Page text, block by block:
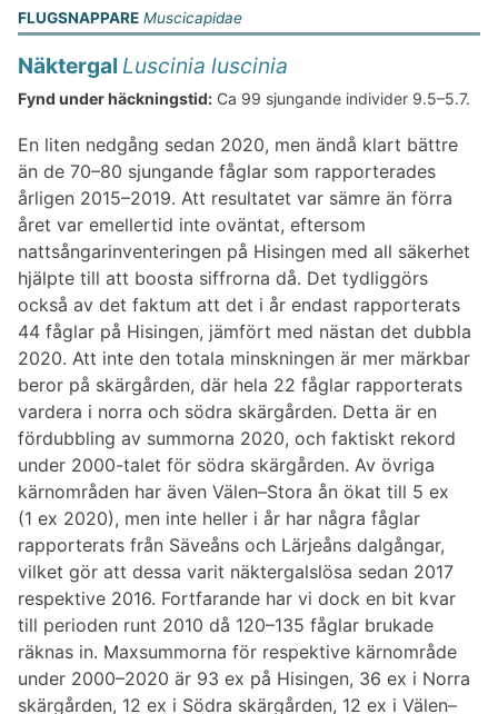
FLUGSNAPPARE Muscicapidae
Näktergal Luscinia luscinia
Fynd under häckningstid: Ca 99 sjungande individer 9.5–5.7.
En liten nedgång sedan 2020, men ändå klart bättre
än de 70–80 sjungande fåglar som rapporterades
årligen 2015–2019. Att resultatet var sämre än förra
året var emellertid inte oväntat, eftersom
nattsångarinventeringen på Hisingen med all säkerhet
hjälpte till att boosta siffrorna då. Det tydliggörs
också av det faktum att det i år endast rapporterats
44 fåglar på Hisingen, jämfört med nästan det dubbla
2020. Att inte den totala minskningen är mer märkbar
beror på skärgården, där hela 22 fåglar rapporterats
vardera i norra och södra skärgården. Detta är en
fördubbling av summorna 2020, och faktiskt rekord
under 2000-talet för södra skärgården. Av övriga
kärnområden har även Välen–Stora ån ökat till 5 ex
(1 ex 2020), men inte heller i år har några fåglar
rapporterats från Säveåns och Lärjeåns dalgångar,
vilket gör att dessa varit näktergalslösa sedan 2017
respektive 2016. Fortfarande har vi dock en bit kvar
till perioden runt 2010 då 120–135 fåglar brukade
räknas in. Maxsummorna för respektive kärnområde
under 2000–2020 är 93 ex på Hisingen, 36 ex i Norra
skärgården, 12 ex i Södra skärgården, 12 ex i Välen–